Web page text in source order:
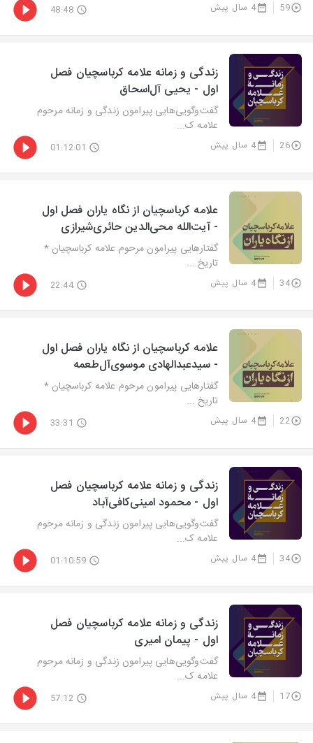
59 4 سال پیش 48:48
زندگی و زمانه علامه کرباسچیان فصل
اول - یحیی آل‌اسحاق
گفت‌وگویی‌هایی پیرامون زندگی و زمانه مرحوم
علامه ک...
26 4 سال پیش 01:12:01
علامه کرباسچیان از نگاه یاران فصل اول
- آیت‌الله محی‌الدین حائری‌شیرازی
گفتارهایی پیرامون مرحوم علامه کرباسچیان *
تاریخ ...
34 4 سال پیش 22:44
علامه کرباسچیان از نگاه یاران فصل اول
- سید‌عبدالهادی موسوی‌آل‌طعمه
گفتارهایی پیرامون مرحوم علامه کرباسچیان *
تاریخ ...
22 4 سال پیش 33:31
زندگی و زمانه علامه کرباسچیان فصل
اول - محمود امینی‌کافی‌آباد
گفت‌وگویی‌هایی پیرامون زندگی و زمانه مرحوم
علامه ک...
34 4 سال پیش 01:10:59
زندگی و زمانه علامه کرباسچیان فصل
اول - پیمان امیری
گفت‌وگویی‌هایی پیرامون زندگی و زمانه مرحوم
علامه ک...
17 4 سال پیش 57:12